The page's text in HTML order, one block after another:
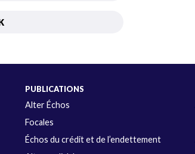
PUBLICATIONS
Alter Échos
Focales
Échos du crédit et de l’endettement